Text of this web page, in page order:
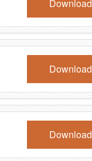
Download
Download
Download